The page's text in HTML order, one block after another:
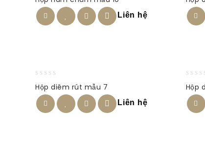
out
of
5
Liên hệ
out
of
5
out
of
5
Hộp diêm rút mẫu 7
Liên hệ
out
of
5
Hộp